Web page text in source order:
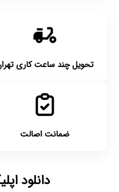
تحویل چند ساعت کاری
ضمانت اصالت
دانلود